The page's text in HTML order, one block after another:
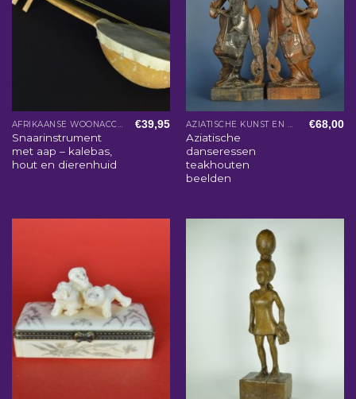
Snaarinstrument
met aap – kalebas,
hout en dierenhuid
€39,95
Aziatische
danseressen
teakhouten
beelden
€68,00